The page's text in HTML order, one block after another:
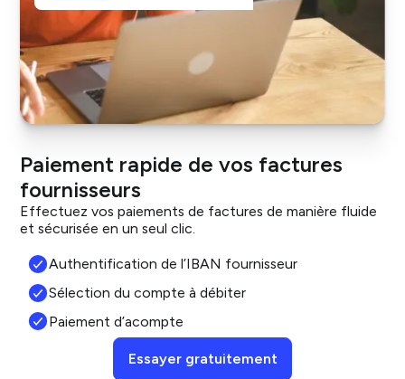
Paiement rapide de vos factures
fournisseurs
Effectuez vos paiements de factures de manière fluide
et sécurisée en un seul clic.
Authentification de l’IBAN fournisseur
Sélection du compte à débiter
Paiement d’acompte
Essayer gratuitement